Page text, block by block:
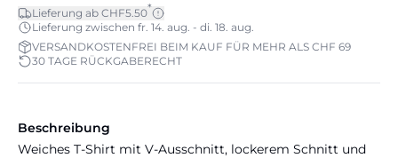
Lieferung ab CHF5.50*
Lieferung zwischen fr. 14. aug. - di. 18. aug.
VERSANDKOSTENFREI BEIM KAUF FÜR MEHR ALS CHF 69
30 TAGE RÜCKGABERECHT
Beschreibung
Weiches T-Shirt mit V-Ausschnitt, lockerem Schnitt und